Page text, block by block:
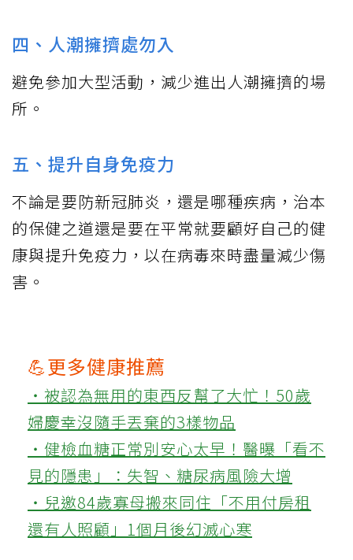
四、人潮擁擠處勿入
避免參加大型活動，減少進出人潮擁擠的場
所。
五、提升自身免疫力
不論是要防新冠肺炎，還是哪種疾病，治本
的保健之道還是要在平常就要顧好自己的健
康與提升免疫力，以在病毒來時盡量減少傷
害。
💪更多健康推薦
‧被認為無用的東西反幫了大忙！50歲
婦慶幸沒隨手丟棄的3樣物品
‧健檢血糖正常別安心太早！醫曝「看不
見的隱患」：失智、糖尿病風險大增
‧兒邀84歲寡母搬來同住「不用付房租
還有人照顧」1個月後幻滅心寒